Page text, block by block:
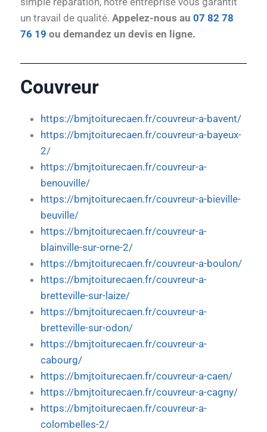
un travail de qualité. Appelez-nous au 07 82 78
76 19 ou demandez un devis en ligne.
Couvreur
https://bmjtoiturecaen.fr/couvreur-a-bavent/
https://bmjtoiturecaen.fr/couvreur-a-bayeux-
2/
https://bmjtoiturecaen.fr/couvreur-a-
benouville/
https://bmjtoiturecaen.fr/couvreur-a-bieville-
beuville/
https://bmjtoiturecaen.fr/couvreur-a-
blainville-sur-orne-2/
https://bmjtoiturecaen.fr/couvreur-a-boulon/
https://bmjtoiturecaen.fr/couvreur-a-
bretteville-sur-laize/
https://bmjtoiturecaen.fr/couvreur-a-
bretteville-sur-odon/
https://bmjtoiturecaen.fr/couvreur-a-
cabourg/
https://bmjtoiturecaen.fr/couvreur-a-caen/
https://bmjtoiturecaen.fr/couvreur-a-cagny/
https://bmjtoiturecaen.fr/couvreur-a-
colombelles-2/